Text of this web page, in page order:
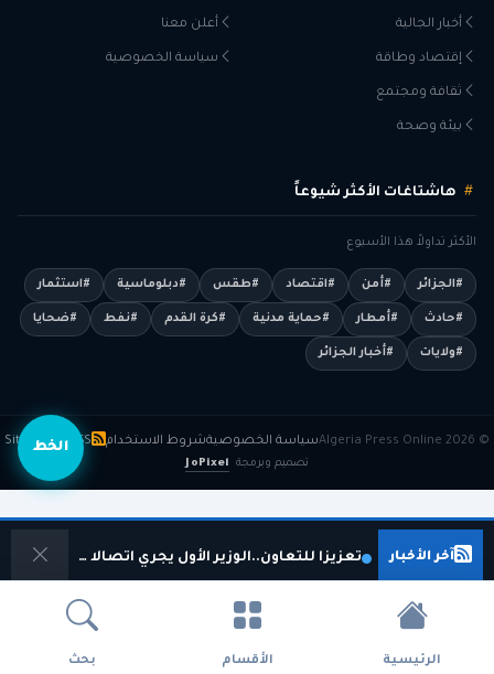
آخر الأخبار تعزيزا للتعاون..الوزير الأول يجري اتصالا هاتفيا مع نظيره المالي
الخط
أخبار الجالية
إقتصاد وطاقة
ثقافة ومجتمع
بيئة وصحة
أعلن معنا
سياسة الخصوصية
هاشتاغات الأكثر شيوعاً
الأكثر تداولاً هذا الأسبوع
#الجزائر #أمن #اقتصاد #طقس #دبلوماسية #استثمار
#حادث #أمطار #حماية مدنية #كرة القدم #نفط #ضحايا
#ولايات #أخبار الجزائر
© 2026 Algeria Press Online سياسة الخصوصيةشروط الاستخدام RSS
Sitemap
تصميم وبرمجة JoPixel
الرئيسية الأقسام بحث